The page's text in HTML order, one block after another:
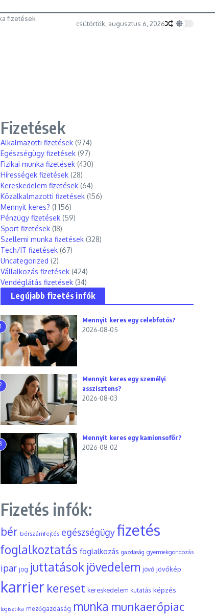
fizetések
csütörtök, augusztus 6, 2026
Fizetések
Alkalmazotti fizetések (974)
Egészségügy fizetések (97)
Fizikai munka fizetések (430)
Hírességek fizetések (28)
Kereskedelem fizetések (64)
Közalkalmazotti fizetések (156)
Mennyit keres? (1 156)
Pénzügy fizetések (59)
Sport fizetések (18)
Szellemi munka fizetések (328)
Tech/IT fizetések (67)
Uncategorized (2)
Vállalkozás fizetések (424)
Vendéglátás fizetések (34)
Legújabb fizetés infók
1
Mennyit keres egy celebfotós?
2026-08-05
Mennyit keres egy személyi
asszisztens?
2026-08-03
Mennyit keres egy kamionsofőr?
2026-08-02
Fizetés infók:
bér bérszámfejtés egészségügyfizetés
foglalkoztatás foglalkozás gazdaság gyermekgondozás
ipar jog juttatások jövedelem jövő jövőkép
karrier kereset kereskedelem kutatás képzés
logisztika mezőgazdaság munka munkaerőpiac